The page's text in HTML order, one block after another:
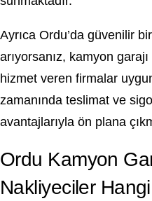
Ayrıca Ordu’da güvenilir
arıyorsanız, kamyon
hizmet veren firmalar
zamanında teslimat ve
avantajlarıyla ön plana
Ordu Kamyon
Nakliyeciler